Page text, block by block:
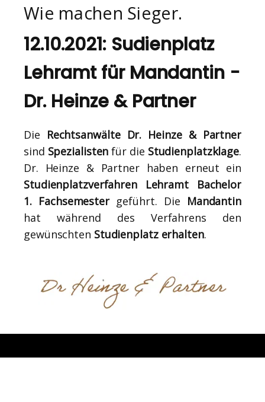
Wie machen Sieger.
12.10.2021: Sudienplatz
Lehramt für Mandantin -
Dr. Heinze & Partner
Die Rechtsanwälte Dr. Heinze & Partner
sind Spezialisten für die Studienplatzklage.
Dr. Heinze & Partner haben erneut ein
Studienplatzverfahren Lehramt Bachelor
1. Fachsemestergeführt. Die Mandantin
hat während des Verfahrens den
gewünschten Studienplatz erhalten.